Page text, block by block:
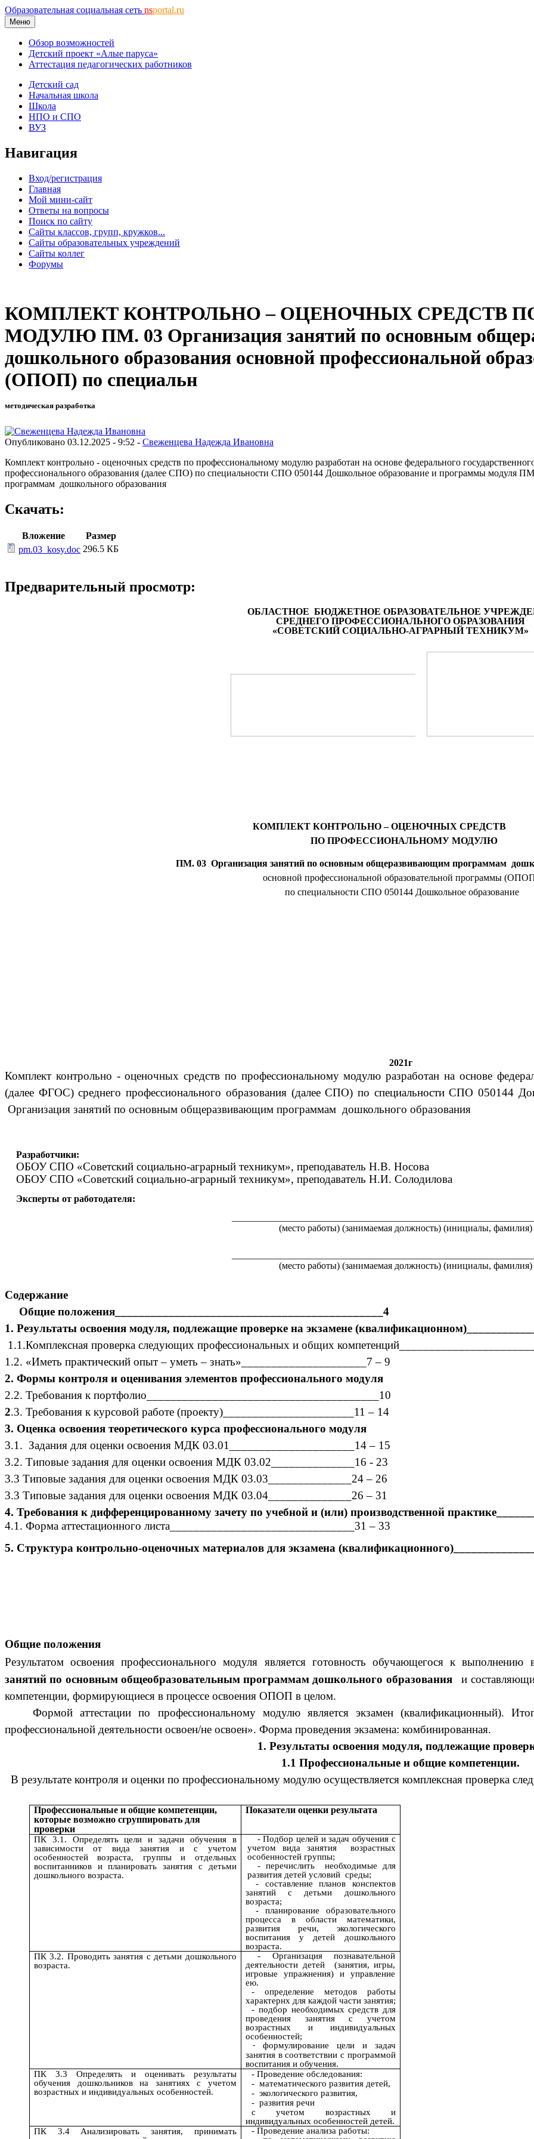
Образовательная социальная сеть nsportal.ru
Меню
Обзор возможностей
Детский проект «Алые паруса»
Аттестация педагогических работников
Детский сад
Начальная школа
Школа
НПО и СПО
ВУЗ
Навигация
Вход/регистрация
Главная
Мой мини-сайт
Ответы на вопросы
Поиск по сайту
Сайты классов, групп, кружков...
Сайты образовательных учреждений
Сайты коллег
Форумы
КОМПЛЕКТ КОНТРОЛЬНО – ОЦЕНОЧНЫХ СРЕДСТВ
МОДУЛЮ ПМ. 03 Организация занятий по основным
дошкольного образования основной профессиональной
(ОПОП) по специальн
методическая разработка
Опубликовано 03.12.2025 - 9:52 - Свеженцева Надежда Ивановна
Комплект контрольно - оценочных средств по профессиональному модулю разработан на основе федерального
профессионального образования (далее СПО) по специальности СПО 050144 Дошкольное образование и программы модуля
программам дошкольного образования
Скачать:
Вложение
Размер
pm.03_kosy.doc 296.5 КБ
Предварительный просмотр:
ОБЛАСТНОЕ БЮДЖЕТНОЕ ОБРАЗОВАТЕЛЬНОЕ
СРЕДНЕГО ПРОФЕССИОНАЛЬНОГО ОБРАЗОВАНИЯ
«СОВЕТСКИЙ СОЦИАЛЬНО-АГРАРНЫЙ ТЕХНИКУМ»
КОМПЛЕКТ КОНТРОЛЬНО – ОЦЕНОЧНЫХ
ПО ПРОФЕССИОНАЛЬНОМУ МОДУЛЮ
ПМ. 03 Организация занятий по основным общеразвивающим программам
основной профессиональной образовательной программы
по специальности СПО 050144 Дошкольное образование
2021г
Комплект контрольно - оценочных средств по профессиональному модулю разработан на основе
(далее ФГОС) среднего профессионального образования (далее СПО) по специальности СПО 050144
Организация занятий по основным общеразвивающим программам дошкольного образования
Разработчики:
ОБОУ СПО «Советский социально-аграрный техникум», преподаватель Н.В. Носова
ОБОУ СПО «Советский социально-аграрный техникум», преподаватель Н.И. Солодилова
Эксперты от работодателя:
(место работы) (занимаемая должность) (инициалы, фамилия)
(место работы) (занимаемая должность) (инициалы, фамилия)
Содержание
Общие положения_____________________________________________4
1. Результаты освоения модуля, подлежащие проверке на экзамене
1.1.Комплексная проверка следующих профессиональных и общих
1.2. «Иметь практический опыт – уметь – знать»_____________________7 – 9
2. Формы контроля и оценивания элементов профессионального модуля
2.2. Требования к портфолио_______________________________________10
2.3. Требования к курсовой работе (проекту)______________________11 – 14
3. Оценка освоения теоретического курса профессионального модуля
3.1. Задания для оценки освоения МДК 03.01_____________________14 – 15
3.2. Типовые задания для оценки освоения МДК 03.02______________16 - 23
3.3 Типовые задания для оценки освоения МДК 03.03______________24 – 26
3.3 Типовые задания для оценки освоения МДК 03.04______________26 – 31
4. Требования к дифференцированному зачету по учебной и (или) производственной
4.1. Форма аттестационного листа_______________________________31 – 33
5. Структура контрольно-оценочных материалов для экзамена
Общие положения
Результатом освоения профессионального модуля является готовность обучающегося к выполнению
занятий по основным общеобразовательным программам дошкольного образованияи
компетенции, формирующиеся в процессе освоения ОПОП в целом.
Формой аттестации по профессиональному модулю является экзамен (квалификационный).
профессиональной деятельности освоен/не освоен». Форма проведения экзамена: комбинированная.
1. Результаты освоения модуля, подлежащие
1.1 Профессиональные и общие компетенции.
В результате контроля и оценки по профессиональному модулю осуществляется комплексная проверка
Профессиональные и общие компетенции,
которые возможно сгруппировать для
проверки
Показатели оценки результата
ПК 3.1. Определять цели и задачи обучения в
зависимости от вида занятия и с учетом
особенностей возраста, группы и отдельных
воспитанников и планировать занятия с детьми
дошкольного возраста.
- Подбор целей и задач обучения с
учетом вида занятия возрастных
особенностей группы;
- перечислить необходимые для
развития детей условий среды;
- составление планов конспектов
занятий с детьми дошкольного
возраста;
- планирование образовательного
процесса в области математики,
развития речи, экологического
воспитания у детей дошкольного
возраста.
ПК 3.2. Проводить занятия с детьми дошкольного
возраста.
- Организация познавательной
деятельности детей (занятия, игры,
игровые упражнения) и управление
ею.
- определение методов работы
характернх для каждой части занятия;
- подбор необходимых средств для
проведения занятия с учетом
возрастных и индивидуальных
особенностей;
- формулирование цели и задач
занятия в соответствии с программой
воспитания и обучения.
ПК 3.3 Определять и оценивать результаты
обучения дошкольников на занятиях с учетом
возрастных и индивидуальных особенностей.
- Проведение обследования:
- математического развития детей,
- экологического развития,
- развития речи
с учетом возрастных и
индивидуальных особенностей детей.
ПК 3.4 Анализировать занятия, принимать
- Проведение анализа работы: